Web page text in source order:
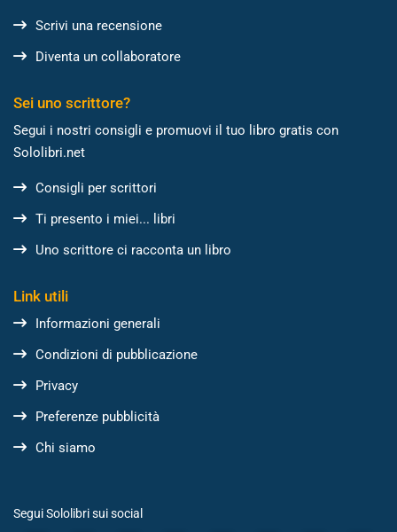
Scrivi una recensione
Diventa un collaboratore
Sei uno scrittore?
Segui i nostri consigli e promuovi il tuo libro gratis con
Sololibri.net
Consigli per scrittori
Ti presento i miei... libri
Uno scrittore ci racconta un libro
Link utili
Informazioni generali
Condizioni di pubblicazione
Privacy
Preferenze pubblicità
Chi siamo
Segui Sololibri sui social